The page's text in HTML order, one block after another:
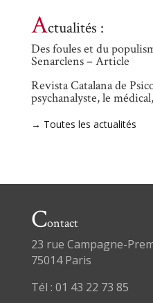
Actualités :
Des foules et du
Senarclens – Article
Revista Catalana de
psychanalyste, le
→ Toutes les actualités
Contact
23 rue Campagne-
75014 Paris
Tél : 01 43 22 73 85